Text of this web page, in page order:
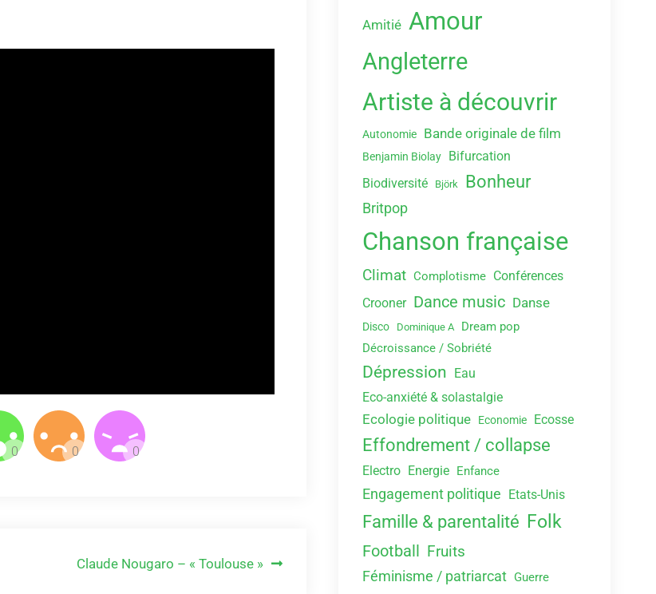
Claude Nougaro – « Toulouse »
Amitié Amour
Angleterre
Artiste à découvrir
Autonomie Bande originale de film
Benjamin Biolay
Bifurcation
Biodiversité
Björk Bonheur
Britpop
Chanson française
Climat Complotisme Conférences
Crooner Dance music Danse
Disco Dominique A
Dream pop
Décroissance / Sobriété
Dépression Eau
Eco-anxiété & solastalgie
Ecologie politique Economie Ecosse
Effondrement / collapse
Electro Energie Enfance
Engagement politique Etats-Unis
Famille & parentalité Folk
Football Fruits
Féminisme / patriarcat Guerre